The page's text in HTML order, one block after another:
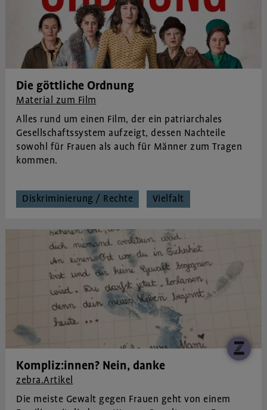
Die göttliche Ordnung
Material zum Film
Alles rund um einen Film, der ein patriarchales
Gesellschaftssystem aufzeigt, dessen Nachteile
sowohl für Frauen als auch für Männer zum Tragen
kommen.
Diskriminierung / Rechte Vielfalt
Kompliz:innen? Nein, danke
zebra.Artikel
Die meiste Gewalt gegen Frauen geht von einem